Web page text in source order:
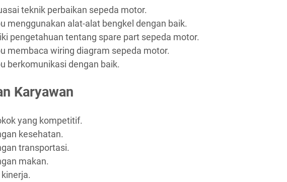
teknik perbaikan sepeda motor.
menggunakan alat-alat bengkel dengan baik.
pengetahuan tentang spare part sepeda motor.
membaca wiring diagram sepeda motor.
berkomunikasi dengan baik.
Karyawan
yang kompetitif.
kesehatan.
transportasi.
makan.